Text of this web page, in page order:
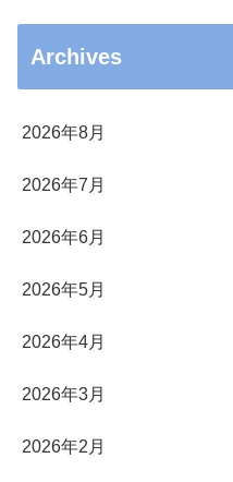
Archives
2026年8月
2026年7月
2026年6月
2026年5月
2026年4月
2026年3月
2026年2月